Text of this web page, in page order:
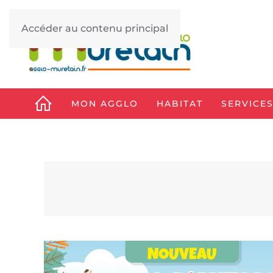
Accéder au contenu principal
MON AGGLO HABITAT